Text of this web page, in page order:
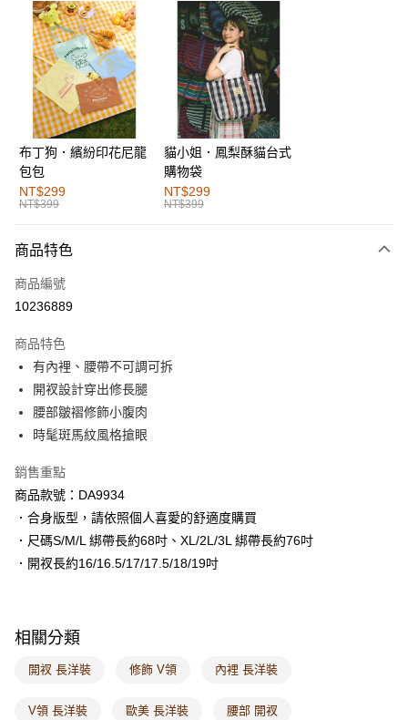
購物金
超商取貨付款
LINE Pay
街口支付
運送方式
全家取貨付款
每筆NT$60，滿NT$1,000(含以上)免運費
付款後全家取貨
萊爾富取貨付款
付款後萊爾富取貨
每筆NT$60，滿NT$1,000(含以上)免運費
7-11取貨付款
每筆NT$60，滿NT$1,000(含以上)免運費
付款後7-11取貨
每筆NT$60，滿NT$1,000(含以上)免運費
宅配
每筆NT$120，滿NT$1,000(含以上)免運費
布丁狗．繽紛印花尼龍
包包
NT$299
NT$399
貓小姐．鳳梨酥貓台式
購物袋
NT$299
NT$399
商品特色
商品編號
10236889
商品特色
有內裡、腰帶不可調可拆
開衩設計穿出修長腿
腰部皺褶修飾小腹肉
時髦斑馬紋風格搶眼
銷售重點
商品款號：DA9934
．合身版型，請依照個人喜愛的舒適度購買
．尺碼S/M/L 綁帶長約68吋、XL/2L/3L 綁帶長約76吋
．開衩長約16/16.5/17/17.5/18/19吋
相關分類
開衩 長洋裝 修飾 V領 內裡 長洋裝
V領 長洋裝 歐美 長洋裝 腰部 開衩